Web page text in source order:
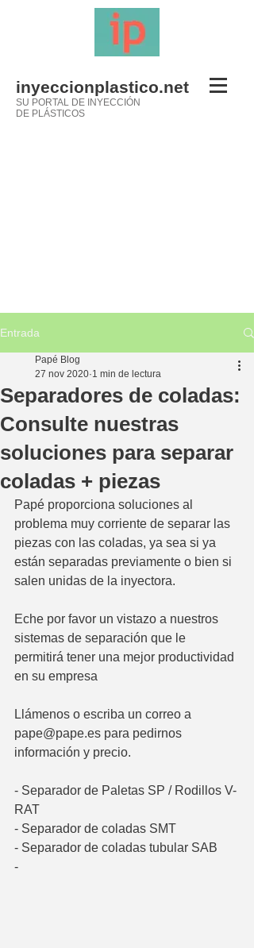
inyeccionplastico.net
SU PORTAL DE INYECCIÓN
DE PLÁSTICOS
Entrada
Separadores de coladas:
Consulte nuestras
soluciones para separar
coladas + piezas
Papé Blog
27 nov 2020 1 min de lectura
Papé proporciona soluciones al
problema muy corriente de separar las
piezas con las coladas, ya sea si ya
están separadas previamente o bien si
salen unidas de la inyectora.
Eche por favor un vistazo a nuestros
sistemas de separación que le
permitirá tener una mejor productividad
en su empresa
Llámenos o escriba un correo a
pape@pape.es para pedirnos
información y precio.
- Separador de Paletas SP / Rodillos V-
RAT
- Separador de coladas SMT
- Separador de coladas tubular SAB
-